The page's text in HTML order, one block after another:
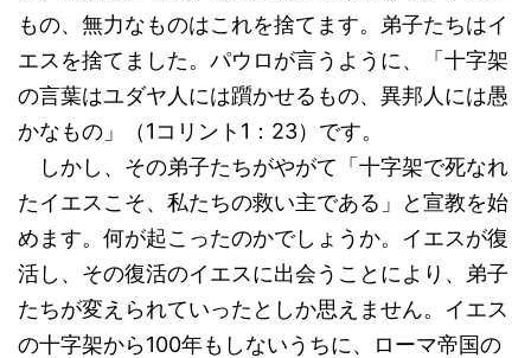
もの、無力なものはこれを捨てます。弟子たちはイ
エスを捨てました。パウロが言うように、「十字架
の言葉はユダヤ人には躓かせるもの、異邦人には愚
かなもの」（1コリント1：23）です。
しかし、その弟子たちがやがて「十字架で死なれ
たイエスこそ、私たちの救い主である」と宣教を始
めます。何が起こったのかでしょうか。イエスが復
活し、その復活のイエスに出会うことにより、弟子
たちが変えられていったとしか思えません。イエス
の十字架から100年もしないうちに、ローマ帝国の